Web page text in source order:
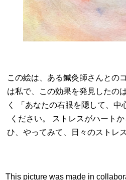
この絵は、ある鍼灸師さんとの
は私で、この効果を発見したの
く
「あなたの右眼を隠して、
ください。
ストレスがハート
ひ、やってみて、日々のストレ
This picture was made in